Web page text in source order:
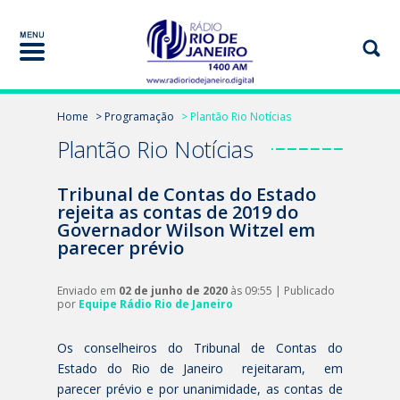
Home > Programação > Plantão Rio Notícias
Plantão Rio Notícias
Tribunal de Contas do Estado
rejeita as contas de 2019 do
Governador Wilson Witzel em
parecer prévio
Enviado em 02 de junho de 2020 às 09:55 | Publicado
por Equipe Rádio Rio de Janeiro
Os conselheiros do Tribunal de Contas do
Estado do Rio de Janeiro rejeitaram, em
parecer prévio e por unanimidade, as contas de